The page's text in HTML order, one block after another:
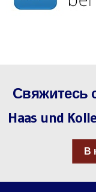
Свяжитесь
Haas und
В